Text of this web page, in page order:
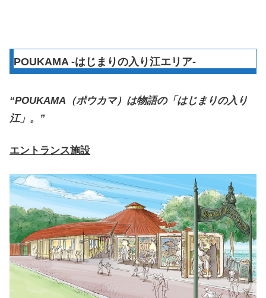
POUKAMA -はじまりの入り江エリア-
“POUKAMA（ポウカマ）は物語の「はじまりの入り
江」。”
エントランス施設